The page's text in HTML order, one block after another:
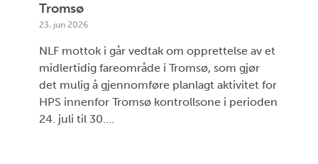
Tromsø
23. jun 2026
NLF mottok i går vedtak om opprettelse av et
midlertidig fareområde i Tromsø, som gjør
det mulig å gjennomføre planlagt aktivitet for
HPS innenfor Tromsø kontrollsone i perioden
24. juli til 30....